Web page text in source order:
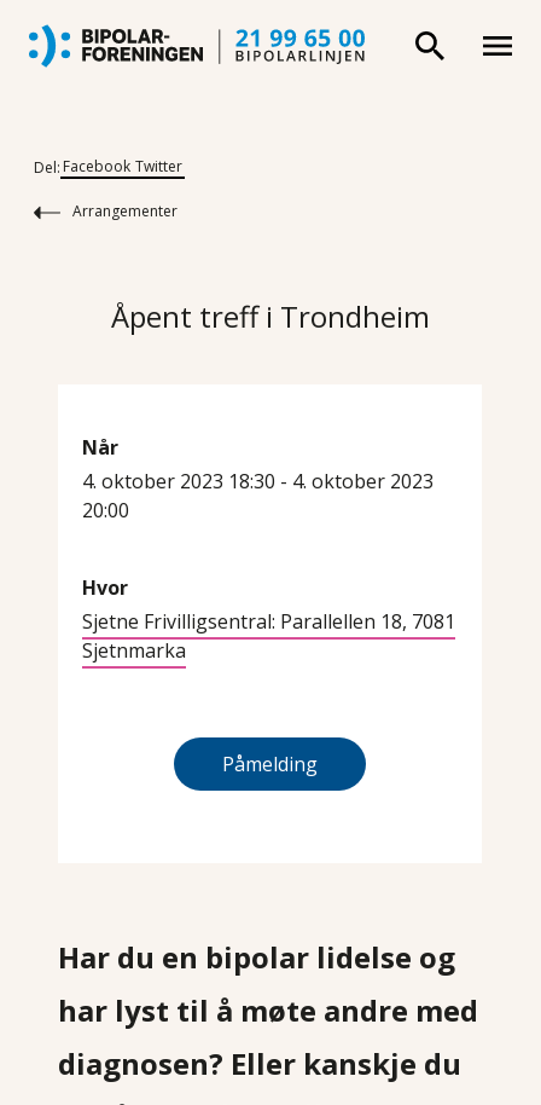
Del: Facebook Twitter
Arrangementer
Åpent treff i Trondheim
Når
4. oktober 2023 18:30 - 4. oktober 2023
20:00
Hvor
Sjetne Frivilligsentral: Parallellen 18, 7081
Sjetnmarka
Påmelding
Har du en bipolar lidelse og
har lyst til å møte andre med
diagnosen? Eller kanskje du